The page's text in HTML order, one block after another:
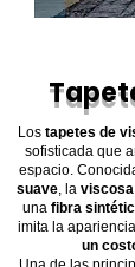
Los tapetes de
sofisticada que
espacio.
suave, la viscosa
una fibra
imita la
un